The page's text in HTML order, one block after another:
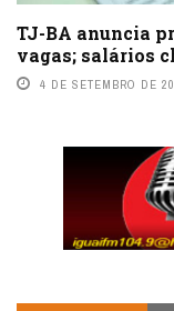
TJ-BA anuncia
vagas; salários
4 DE SETEMBRO DE